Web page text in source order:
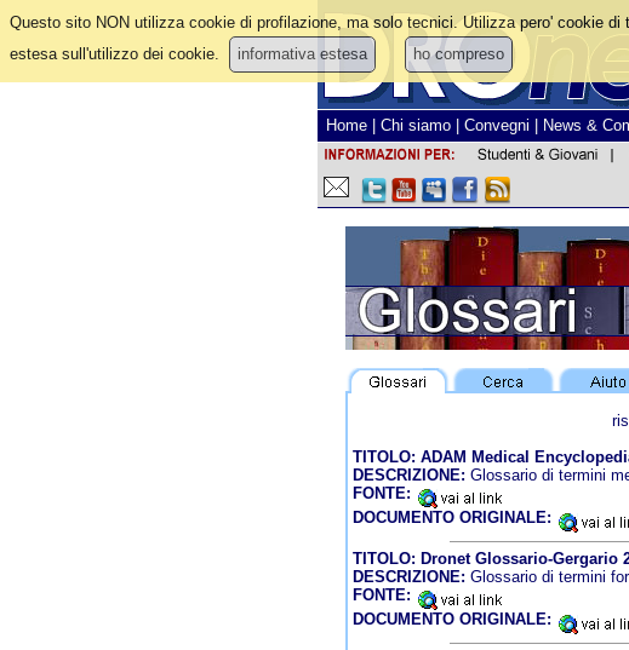
Home Chi siamo Convegni News &
TITOLO: ADAM Medical
DESCRIZIONE: Glossario di termini
FONTE:
DOCUMENTO ORIGINALE:
TITOLO: Dronet Glossario-Gergario
DESCRIZIONE: Glossario di termini
FONTE:
DOCUMENTO ORIGINALE:
Questo sito NON utilizza cookie di profilazione, ma solo tecnici. Utilizza pero' cookie
estesa sull'utilizzo dei cookie.
informativa estesa ho compreso